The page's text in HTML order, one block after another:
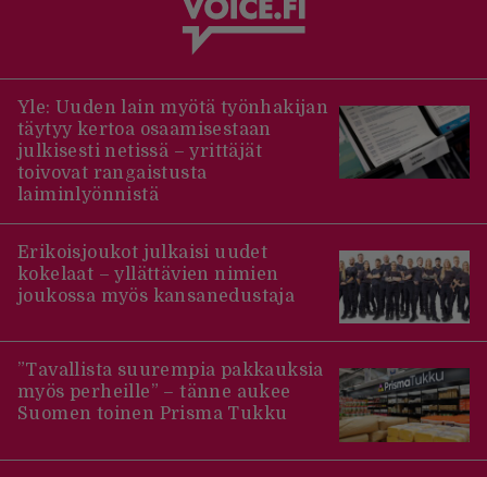
Yle: Uuden lain myötä työnhakijan
täytyy kertoa osaamisestaan
julkisesti netissä – yrittäjät
toivovat rangaistusta
laiminlyönnistä
Erikoisjoukot julkaisi uudet
kokelaat – yllättävien nimien
joukossa myös kansanedustaja
”Tavallista suurempia pakkauksia
myös perheille” – tänne aukee
Suomen toinen Prisma Tukku